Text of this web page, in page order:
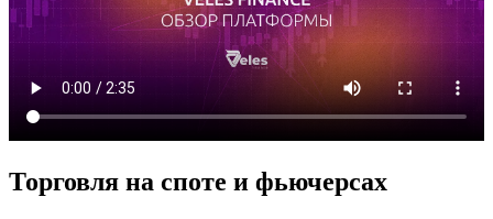
Торговля на споте и фьючерсах